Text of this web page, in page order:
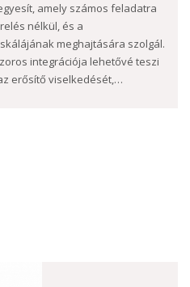
amely számos feladatra
nélkül, és a
meghajtására szolgál.
integrációja lehetővé teszi
erősítő viselkedését,…